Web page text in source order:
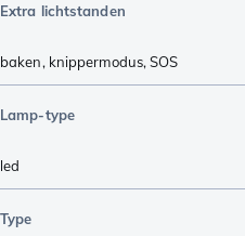
Extra lichtstanden
baken, knippermodus,SOS
Lamp-type
led
Type